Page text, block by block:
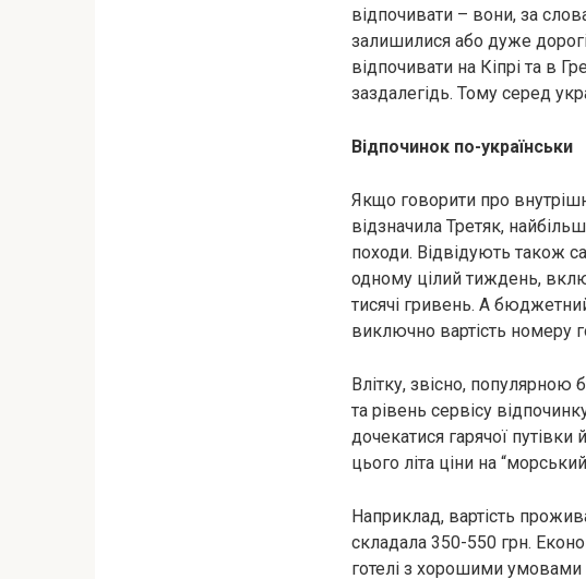
відпочивати – вони, за
залишилися або дуже
відпочивати на Кіпрі та в
заздалегідь. Тому серед
Відпочинок по-українськи
Якщо говорити про
відзначила Третяк,
походи. Відвідують також
одному цілий тиждень,
тисячі гривень. А
виключно вартість номеру
Влітку, звісно, популярною
та рівень сервісу
дочекатися гарячої
цього літа ціни на
Наприклад, вартість
складала 350-550 грн.
готелі з хорошими